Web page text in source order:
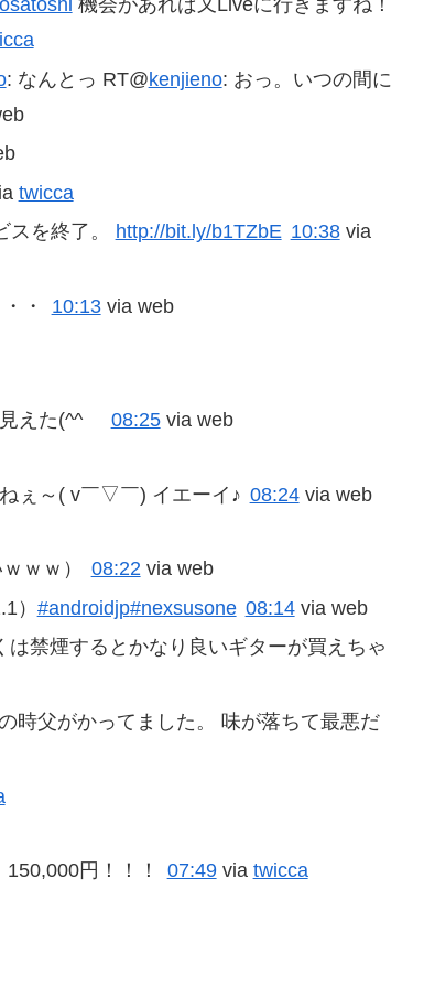
: なんとっ RT@kenjieno: おっ。いつの間に
twicca
スを終了。
http://bit.ly/b1TZbE 10:38 via
・ 10:13 via web
えた(^^ゞ 08:25 via web
ぇ～( v￣▽￣) イエーイ♪ 08:24 via web
ｗｗ）
08:22 via web
） #androidjp#nexsusone 08:14 via web
禁煙するとかなり良いギターが買えちゃ
時父がかってました。 味が落ちて最悪だ
円！！！
07:49 via twicca